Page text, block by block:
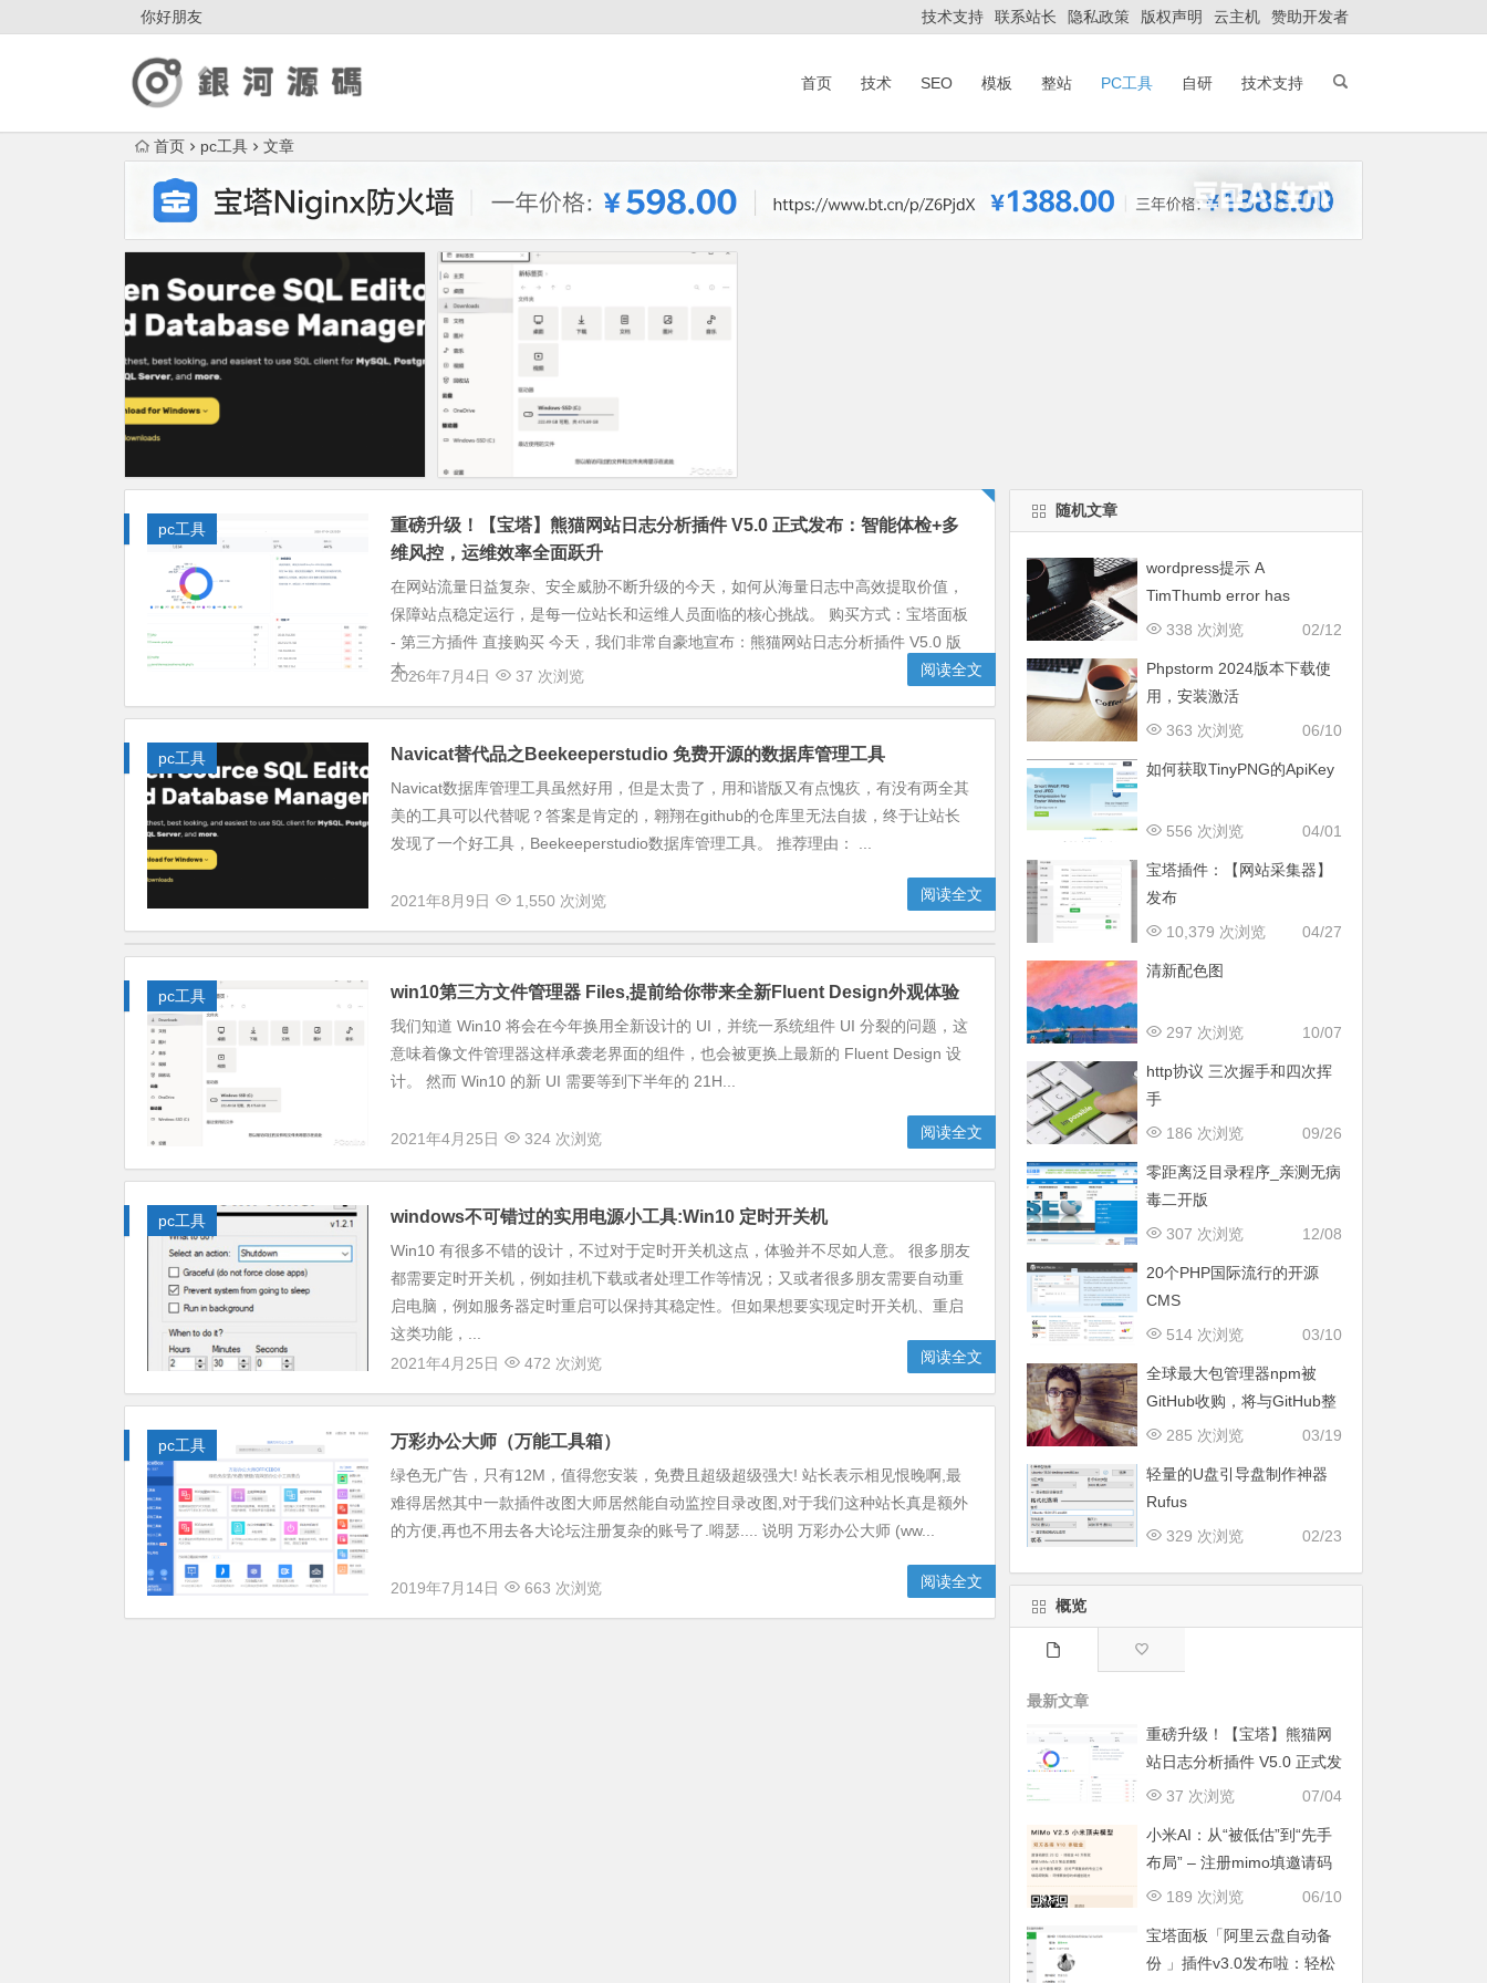
你好朋友 技术支持 联系站长 隐私政策 版权声明 云主机 赞助开发者
首页 技术 SEO 模板 整站 PC工具 自研 技术支持
首页 pc工具 文章
pc工具
重磅升级！【宝塔】熊猫网站日志分析插件 V5.0 正式发布：智能体检+多
维风控，运维效率全面跃升
在网站流量日益复杂、安全威胁不断升级的今天，如何从海量日志中高效提取价值，
保障站点稳定运行，是每一位站长和运维人员面临的核心挑战。 购买方式：宝塔面板
- 第三方插件 直接购买 今天，我们非常自豪地宣布：熊猫网站日志分析插件 V5.0 版
本...
2026年7月4日 37 次浏览 阅读全文
pc工具 Navicat替代品之Beekeeperstudio 免费开源的数据库管理工具
Navicat数据库管理工具虽然好用，但是太贵了，用和谐版又有点愧疚，有没有两全其
美的工具可以代替呢？答案是肯定的，翱翔在github的仓库里无法自拔，终于让站长
发现了一个好工具，Beekeeperstudio数据库管理工具。 推荐理由： ...
2021年8月9日 1,550 次浏览 阅读全文
pc工具 win10第三方文件管理器 Files,提前给你带来全新Fluent Design外观体验
我们知道 Win10 将会在今年换用全新设计的 UI，并统一系统组件 UI 分裂的问题，这
意味着像文件管理器这样承袭老界面的组件，也会被更换上最新的 Fluent Design 设
计。 然而 Win10 的新 UI 需要等到下半年的 21H...
2021年4月25日 324 次浏览 阅读全文
pc工具 windows不可错过的实用电源小工具:Win10 定时开关机
Win10 有很多不错的设计，不过对于定时开关机这点，体验并不尽如人意。 很多朋友
都需要定时开关机，例如挂机下载或者处理工作等情况；又或者很多朋友需要自动重
启电脑，例如服务器定时重启可以保持其稳定性。但如果想要实现定时开关机、重启
这类功能，...
2021年4月25日
472 次浏览 阅读全文
pc工具 万彩办公大师（万能工具箱）
绿色无广告，只有12M，值得您安装，免费且超级超级强大! 站长表示相见恨晚啊,最
难得居然其中一款插件改图大师居然能自动监控目录改图,对于我们这种站长真是额外
的方便,再也不用去各大论坛注册复杂的账号了.嘚瑟.... 说明 万彩办公大师 (ww...
2019年7月14日 663 次浏览 阅读全文
随机文章
wordpress提示 A
TimThumb error has
occured Need to add the
domain name!
02/12
338 次浏览
Phpstorm 2024版本下载使
用，安装激活
06/10
363 次浏览
如何获取TinyPNG的ApiKey
04/01
556 次浏览
宝塔插件：【网站采集器】
发布
04/27
10,379 次浏览
清新配色图
10/07
297 次浏览
http协议 三次握手和四次挥
手
09/26
186 次浏览
零距离泛目录程序_亲测无病
毒二开版
12/08
307 次浏览
20个PHP国际流行的开源
CMS
03/10
514 次浏览
全球最大包管理器npm被
GitHub收购，将与GitHub整
合，网友吐槽:别被微软搞垮
03/19
285 次浏览
轻量的U盘引导盘制作神器
Rufus
02/23
329 次浏览
概览
最新文章
重磅升级！【宝塔】熊猫网
站日志分析插件 V5.0 正式发
布：智能体检+多维风控，运
07/04
37 次浏览
小米AI：从“被低估”到“先手
布局” – 注册mimo填邀请码
获取奖励, 赶紧的薅羊毛06/10
189 次浏览
宝塔面板「阿里云盘自动备
份 」插件v3.0发布啦：轻松